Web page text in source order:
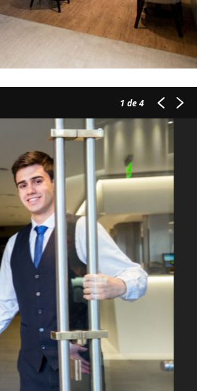
1 de 4